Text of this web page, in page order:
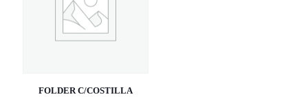
FOLDER C/COSTILLA